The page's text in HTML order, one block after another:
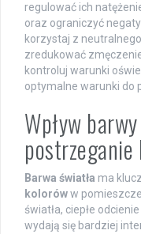
regulować ich
oraz ograniczyć
korzystaj z
zredukować
kontroluj warunki
optymalne warunki do
Wpływ
Barwa światła ma
koloróww
światła, ciepłe
wydają się bardziej